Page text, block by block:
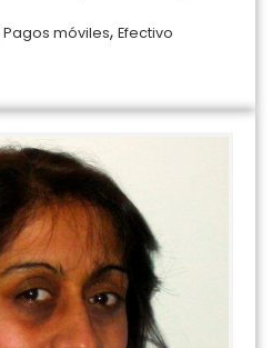
Pagos móviles, Efectivo